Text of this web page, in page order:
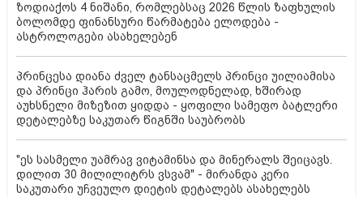
ზოდიაქოს 4 ნიშანი, რომლებსაც 2026 წლის ზაფხულის
ბოლომდე ფინანსური წარმატება ელოდება -
ასტროლოგები ასახელებენ
პრინცესა დიანა ძველ ტანსაცმელს პრინცი უილიამისა
და პრინცი ჰარის გამო, მოულოდნელად, ხშირად
აუხსნელი მიზეზით ყიდდა - ყოფილი სამეფო ბატლერი
დეტალებზე საკუთარ წიგნში საუბრობს
"ეს სასმელი უამრავ ვიტამინსა და მინერალს შეიცავს.
დილით 30 მილილიტრს ვსვამ" - მირანდა კერი
საკუთარი უჩვეულო დიეტის დეტალებს ასახელებს